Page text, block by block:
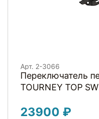
Арт. 2-3066
Переключатель
TOURNEY TOP
23900 ₽